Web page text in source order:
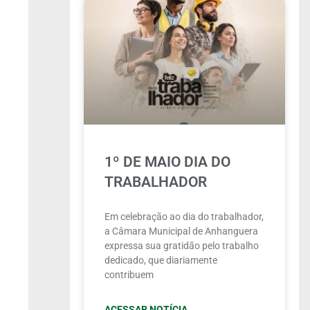
1º DE MAIO DIA DO
TRABALHADOR
Em celebração ao dia do trabalhador,
a Câmara Municipal de Anhanguera
expressa sua gratidão pelo trabalho
dedicado, que diariamente
contribuem